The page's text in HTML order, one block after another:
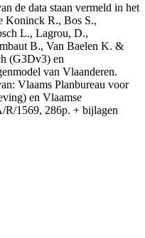
de data staan vermeld in het
Koninck R., Bos S.,
L., Lagrou, D.,
B., Van Baelen K. &
(G3Dv3) en
van Vlaanderen.
Vlaams Planbureau voor
en Vlaamse
1569, 286p. + bijlagen